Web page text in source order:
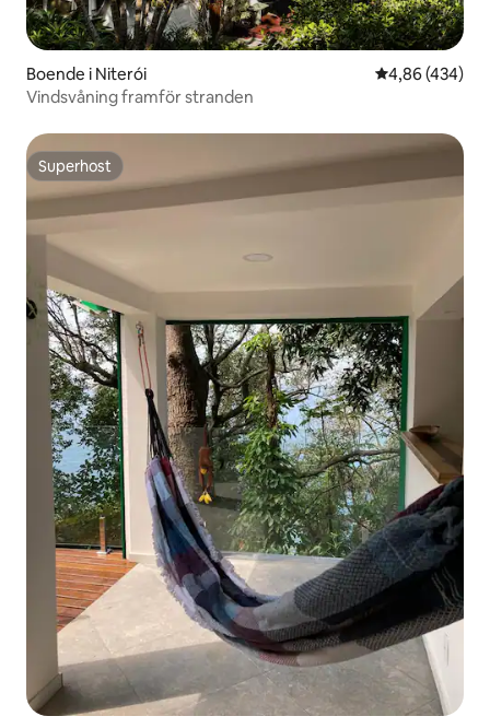
Boende i Niterói 4,86 av 5 i
4,86 (434)
Vindsvåning framför stranden
Superhost
Superhost